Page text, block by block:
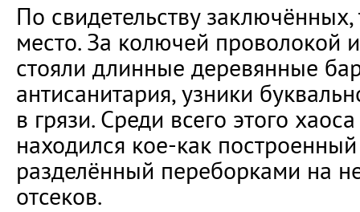
По свидетельству
место. За колючей проволокой
стояли длинные деревянные
антисанитария, узники
в грязи. Среди всего этого
находился кое-как
разделённый переборками на
отсеков.